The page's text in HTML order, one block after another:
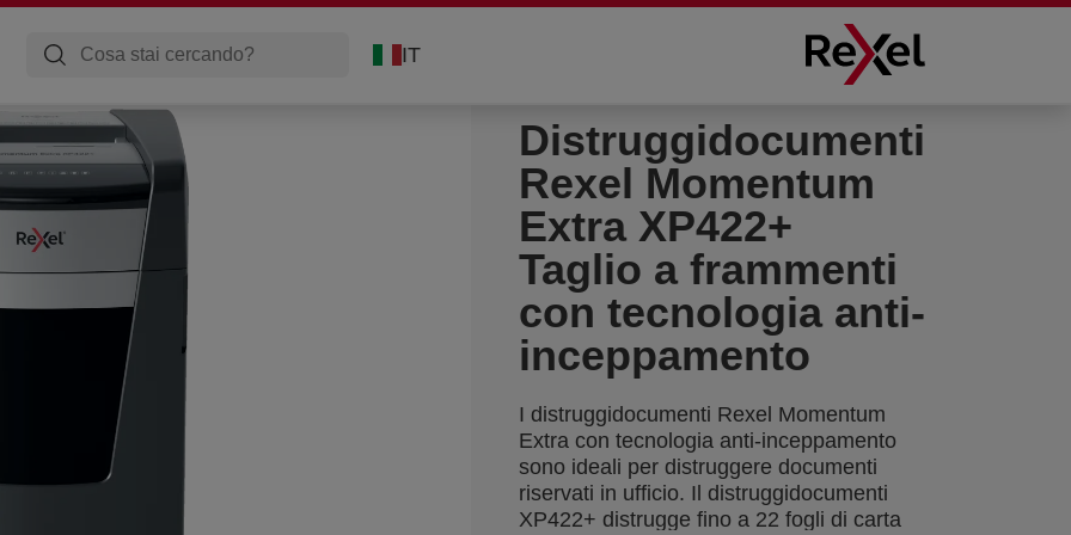
IT
Distruggidocumenti
Rexel Momentum
Extra XP422+
Taglio a frammenti
con tecnologia anti-
inceppamento
I distruggidocumenti Rexel Momentum
Extra con tecnologia anti-inceppamento
sono ideali per distruggere documenti
riservati in ufficio. Il distruggidocumenti
XP422+ distrugge fino a 22 fogli di carta